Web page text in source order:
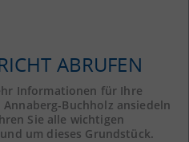
ABRUFEN
Informationen für Ihre
Buchholz ansiedeln
Sie alle wichtigen
um dieses Grundstück.